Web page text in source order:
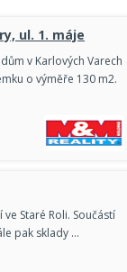
ul. 1. máje
v Karlových Varech
o výměře 130 m2.
Staré Roli. Součástí
pak sklady …